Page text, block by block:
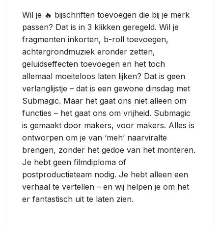
Wil je 🔥 bijschriften toevoegen die bij je merk
passen? Dat is in 3 klikken geregeld. Wil je
fragmenten inkorten, b-roll toevoegen,
achtergrondmuziek eronder zetten,
geluidseffecten toevoegen en het toch
allemaal moeiteloos laten lijken? Dat is geen
verlanglijstje – dat is een gewone dinsdag met
Submagic. Maar het gaat ons niet alleen om
functies – het gaat ons om vrijheid. Submagic
is gemaakt door makers, voor makers. Alles is
ontworpen om je van ‘meh’ naarviralte
brengen, zonder het gedoe van het monteren.
Je hebt geen filmdiploma of
postproductieteam nodig. Je hebt alleen een
verhaal te vertellen – en wij helpen je om het
er fantastisch uit te laten zien.